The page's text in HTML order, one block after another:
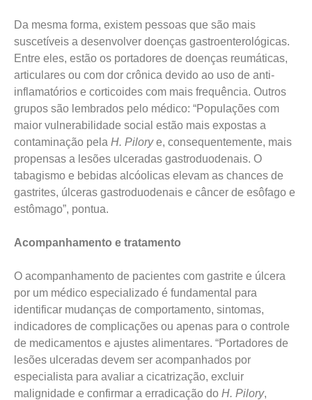
Da mesma forma, existem pessoas que são mais
suscetíveis a desenvolver doenças gastroenterológicas.
Entre eles, estão os portadores de doenças reumáticas,
articulares ou com dor crônica devido ao uso de anti-
inflamatórios e corticoides com mais frequência. Outros
grupos são lembrados pelo médico: “Populações com
maior vulnerabilidade social estão mais expostas a
contaminação pela H. Pilorye, consequentemente, mais
propensas a lesões ulceradas gastroduodenais. O
tabagismo e bebidas alcóolicas elevam as chances de
gastrites, úlceras gastroduodenais e câncer de esôfago e
estômago”, pontua.
Acompanhamento e tratamento
O acompanhamento de pacientes com gastrite e úlcera
por um médico especializado é fundamental para
identificar mudanças de comportamento, sintomas,
indicadores de complicações ou apenas para o controle
de medicamentos e ajustes alimentares. “Portadores de
lesões ulceradas devem ser acompanhados por
especialista para avaliar a cicatrização, excluir
malignidade e confirmar a erradicação do H. Pilory,